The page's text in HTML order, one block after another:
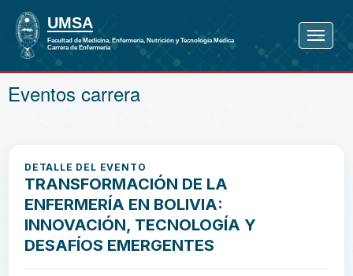
Eventos carrera
DETALLE DEL EVENTO
TRANSFORMACIÓN DE LA
ENFERMERÍA EN BOLIVIA:
INNOVACIÓN, TECNOLOGÍA Y
DESAFÍOS EMERGENTES